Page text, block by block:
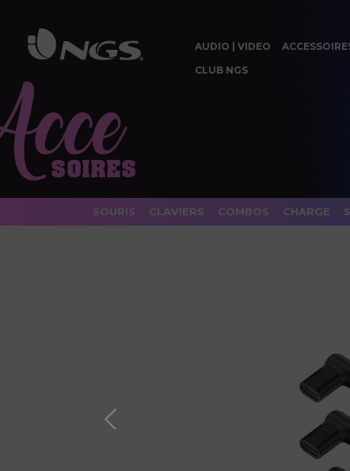
AUDIO | VIDEO
CLUB NGS
SOURIS CLAVIERS COMBOS CHARGE